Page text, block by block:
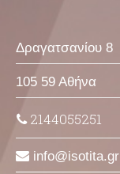
Δραγατσανίου 8
105 59 Αθήνα
2144055251
info isotita gr